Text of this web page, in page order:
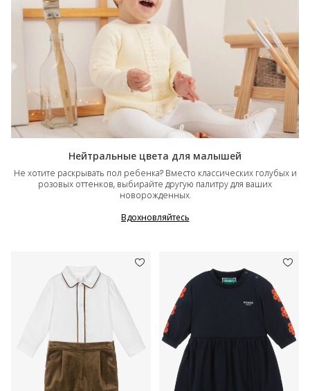
Нейтральные цвета для малышей
Не хотите раскрывать пол ребенка? Вместо классических голубых и
розовых оттенков, выбирайте другую палитру для ваших
новорожденных.
Вдохновляйтесь